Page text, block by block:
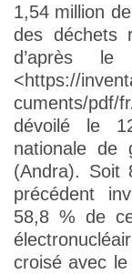
1,54 million
des déchets
d’après le
<https://
cuments/pdf/
dévoilé le
nationale de
(Andra). Soit
précédent
58,8 % de
croisé avec